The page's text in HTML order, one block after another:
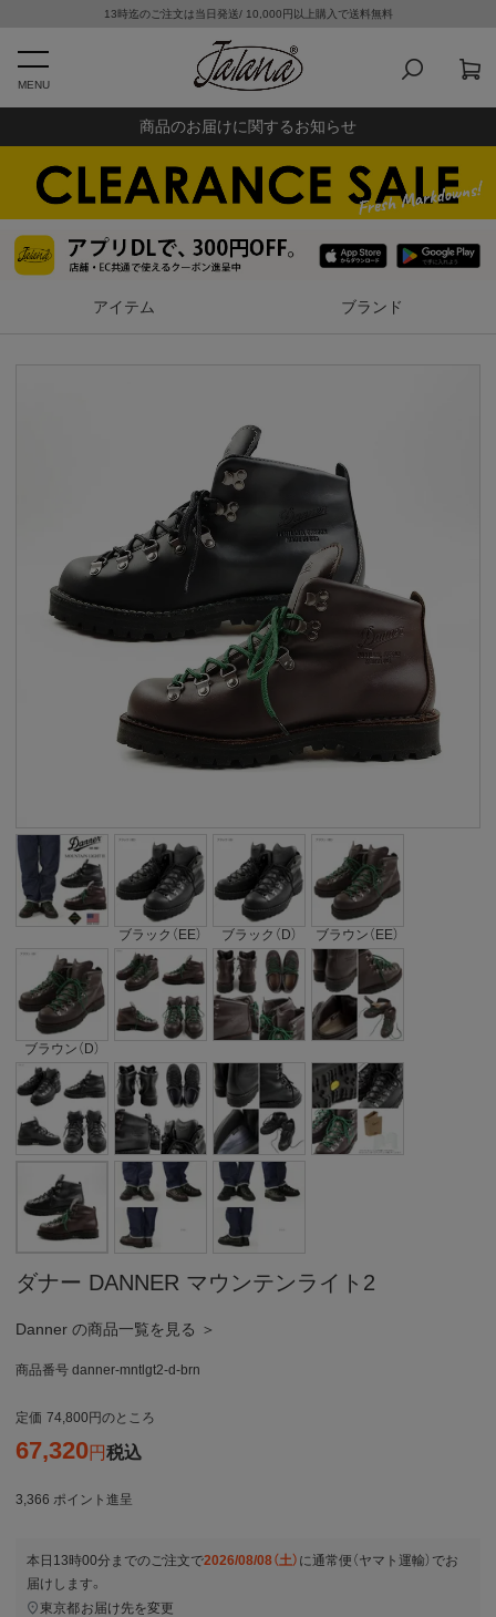
13時迄のご注文は当日発送/ 10,000円以上購入で送料無料
MENU
商品のお届けに関するお知らせ
アイテム ブランド
ブラック（EE） ブラック（D） ブラウン（EE）
ブラウン（D）
ダナー DANNER マウンテンライト2
Danner の商品一覧を見る ＞
商品番号 danner-mntlgt2-d-brn
定価 74,800 のところ
67,320 税込
3,366 ポイント進呈
本日 13時00分 までのご注文で2026/08/08（土） に通常便（ヤマト運輸） でお
届けします。
東京都お届け先を変更